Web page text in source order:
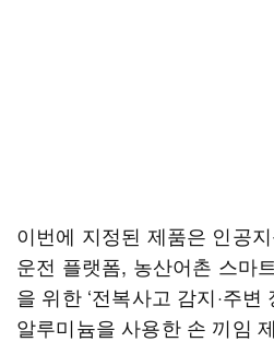
이번에 지정된 제품은 인공
운전 플랫폼, 농산어촌 스마
을 위한 ‘전복사고 감지·주변
알루미늄을 사용한 손 끼임